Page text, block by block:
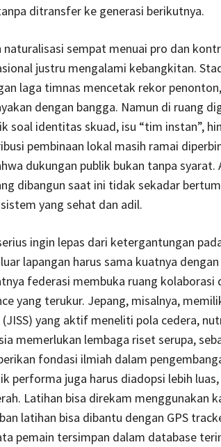
ditransfer ke generasi berikutnya.
naturalisasi sempat menuai pro dan
justru mengalami kebangkitan.
laga timnas mencetak rekor
dengan bangga. Namun di ruang
soal identitas skuad, isu “tim instan”,
pembinaan lokal masih ramai
dukungan publik bukan tanpa
dibangun saat ini tidak sekadar
yang sehat dan adil.
ingin lepas dari ketergantungan
lapangan harus sama kuatnya
federasi membuka ruang
yang terukur. Jepang, misalnya,
(JISS) yang aktif meneliti pola cedera,
memerlukan lembaga riset serupa,
fondasi ilmiah dalam
performa juga harus diadopsi lebih
Latihan bisa direkam menggunakan
latihan bisa dibantu dengan GPS
pemain tersimpan dalam database